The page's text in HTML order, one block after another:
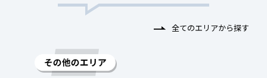
全てのエリアから探す